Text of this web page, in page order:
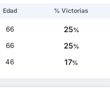
Edad % Victorias
66 25%
66 25%
46 17%